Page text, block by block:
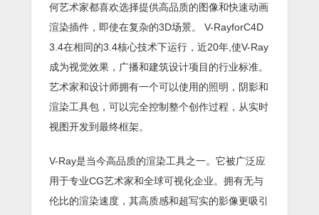
何艺术家都喜欢选择提供高品质的图像和快速动画
渲染插件，即使在复杂的3D场景。 V-RayforC4D
3.4在相同的3.4核心技术下运行，近20年,使V-Ray
成为视觉效果，广播和建筑设计项目的行业标准。
艺术家和设计师拥有一个可以使用的照明，阴影和
渲染工具包，可以完全控制整个创作过程，从实时
视图开发到最终框架。
V-Ray是当今高品质的渲染工具之一。它被广泛应
用于专业CG艺术家和全球可视化企业。拥有无与
伦比的渲染速度，其高质感和超写实的影像更吸引